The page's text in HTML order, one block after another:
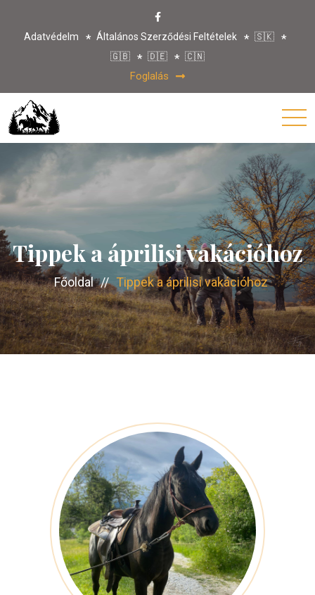
Adatvédelm Általános Szerződési Feltételek
🇸🇰
🇬🇧
🇩🇪 🇨🇳
Foglalás
Tippek a áprilisi vakációhoz
Főoldal // Tippek a áprilisi vakációhoz